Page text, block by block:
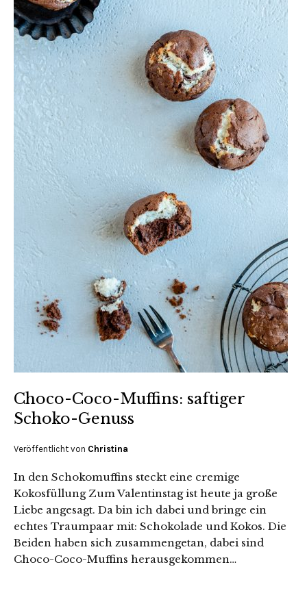
Choco-Coco-Muffins: saftiger
Schoko-Genuss
Veröffentlicht von Christina
In den Schokomuffins steckt eine cremige
Kokosfüllung Zum Valentinstag ist heute ja große
Liebe angesagt. Da bin ich dabei und bringe ein
echtes Traumpaar mit: Schokolade und Kokos. Die
Beiden haben sich zusammengetan, dabei sind
Choco-Coco-Muffins herausgekommen…